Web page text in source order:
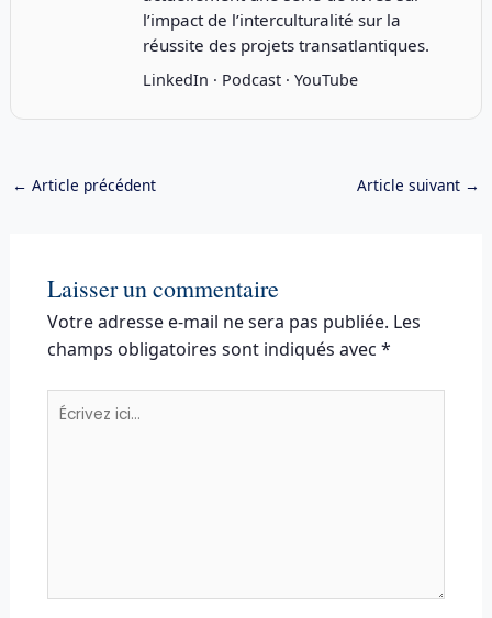
l’impact de l’interculturalité sur la
réussite des projets transatlantiques.
LinkedIn · Podcast· YouTube
← Article précédent Article suivant →
Laisser un commentaire
Votre adresse e-mail ne sera pas publiée. Les
champs obligatoires sont indiqués avec *
Écrivez